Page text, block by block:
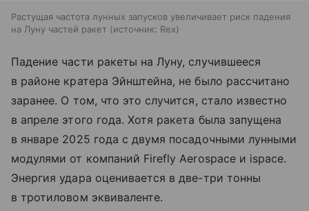
Растущая частота лунных запусков увеличивает риск падения
на Луну частей ракет
источник: Rex
Падение части ракеты на Луну, случившееся
в районе кратера Эйнштейна, не было рассчитано
заранее. О том, что это случится, стало известно
в апреле этого года. Хотя ракета была запущена
в январе 2025 года с двумя посадочными лунными
модулями от компаний Firefly Aerospace и ispace.
Энергия удара оценивается в две-три тонны
в тротиловом эквиваленте.